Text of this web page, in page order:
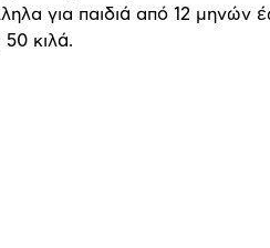
για παιδιά από 12 μηνών
κιλά.